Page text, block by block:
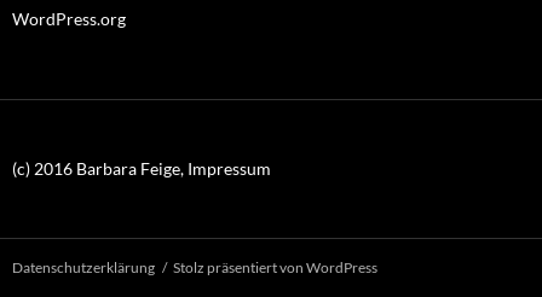
WordPress.org
(c) 2016 Barbara Feige, Impressum
Datenschutzerklärung Stolz präsentiert von WordPress